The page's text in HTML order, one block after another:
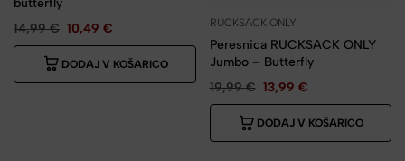
butterfly
14,99€ 10,49 €
DODAJ V KOŠARICO
RUCKSACK ONLY
Peresnica RUCKSACK ONLY
Jumbo – Butterfly
19,99€ 13,99 €
DODAJ V KOŠARICO